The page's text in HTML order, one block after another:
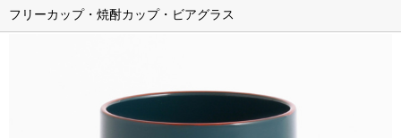
フリーカップ・焼酎カップ・ビアグラス